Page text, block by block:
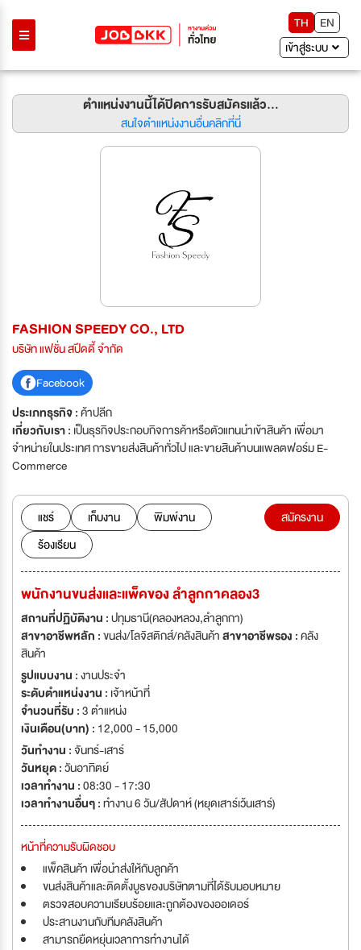
TH
EN
เข้าสู่ระบบ
ตำแหน่งงานนี้ได้ปิดการรับสมัครแล้ว...
สนใจตำแหน่งงานอื่นคลิกที่นี่
FASHION SPEEDY CO., LTD
บริษัท แฟชั่น สปีดดี้ จำกัด
Facebook
ประเภทธุรกิจ :ค้าปลีก
เกี่ยวกับเรา : เป็นธุรกิจประกอบกิจการค้าหรือตัวแทนนำเข้าสินค้า เพื่อมา
จำหน่ายในประเทศ การขายส่งสินค้าทั่วไป และขายสินค้าบนแพลตฟอร์ม E-
Commerce
แชร์ เก็บงาน
พิมพ์งาน
ร้องเรียน
สมัครงาน
พนักงานขนส่งและแพ็คของ ลำลูกกาคลอง3
สถานที่ปฏิบัติงาน :ปทุมธานี(คลองหลวง,ลำลูกกา)
สาขาอาชีพหลัก :ขนส่ง/โลจิสติกส์/คลังสินค้าสาขาอาชีพรอง :คลัง
สินค้า
รูปแบบงาน :งานประจำ
ระดับตำแหน่งงาน : เจ้าหน้าที่
จำนวนที่รับ :3 ตำแหน่ง
เงินเดือน(บาท) : 12,000 - 15,000
วันทำงาน :จันทร์-เสาร์
วันหยุด :วันอาทิตย์
เวลาทำงาน :08:30 - 17:30
เวลาทำงานอื่นๆ :ทำงาน 6 วัน/สัปดาห์ (หยุดเสาร์เว้นเสาร์)
หน้าที่ความรับผิดชอบ
แพ็คสินค้า เพื่อนำส่งให้กับลูกค้า
ขนส่งสินค้าและติดตั้งบูธของบริษัทตามที่ได้รับมอบหมาย
ตรวจสอบความเรียบร้อยและถูกต้องของออเดอร์
ประสานงานกับทีมคลังสินค้า
สามารถยืดหยุ่นเวลาการทำงานได้